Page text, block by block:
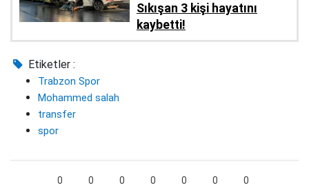
Sıkışan 3 kişi hayatını
kaybetti!
Etiketler :
Trabzon Spor
Mohammed salah
transfer
spor
0 0 0 0 0 0 0